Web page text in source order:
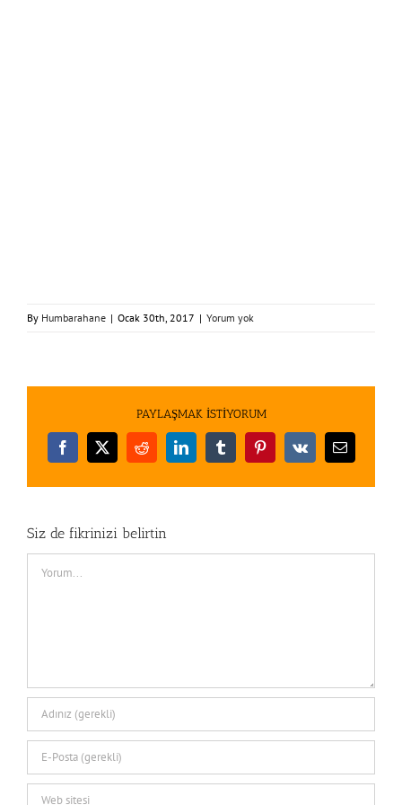
By Humbarahane | Ocak 30th, 2017 | Yorum yok
PAYLAŞMAK İSTİYORUM
Facebook
X RedditLinkedInTumblrPinterest
Vk
E-
Siz de fikrinizi belirtin